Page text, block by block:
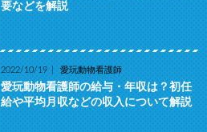
要などを解説
2022/10/19 愛玩動物看護師
愛玩動物看護師の給与・年収は？初任
給や平均月収などの収入について解説